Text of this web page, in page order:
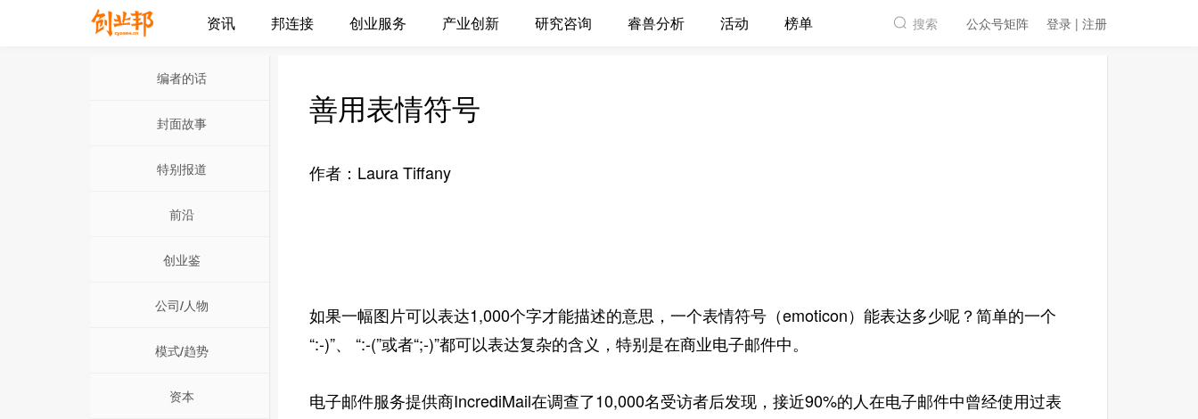
资讯 邦连接 创业服务 产业创新 研究咨询 睿兽分析 活动 榜单 搜索 公众号矩阵 登录 | 注册
编者的话
封面故事
特别报道
前沿
创业鉴
公司/人物
模式/趋势
资本
善用表情符号
作者：Laura Tiffany
如果一幅图片可以表达1,000个字才能描述的意思，一个表情符号（emoticon）能表达多少呢？简单的一个
“:-)”、 “:-(”或者“;-)”都可以表达复杂的含义，特别是在商业电子邮件中。
电子邮件服务提供商IncrediMail在调查了10,000名受访者后发现，接近90%的人在电子邮件中曾经使用过表